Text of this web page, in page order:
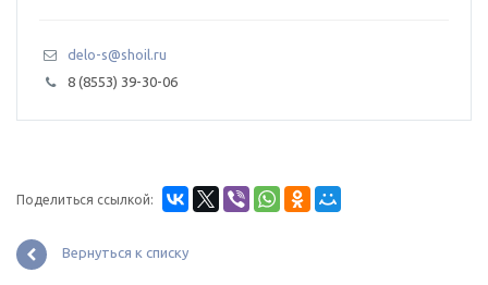
delo-s@shoil.ru
8 (8553) 39-30-06
Поделиться ссылкой:
Вернуться к списку